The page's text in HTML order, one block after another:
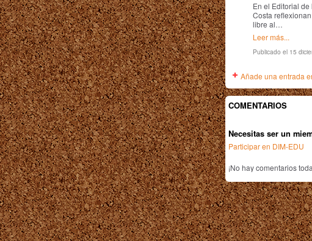
En el Editorial
Costa
libre al…
Leer más...
Publicado el 15
Añade una entrada
COMENTARIOS
Necesitas ser un
Participar en DIM-EDU
¡No hay comentarios